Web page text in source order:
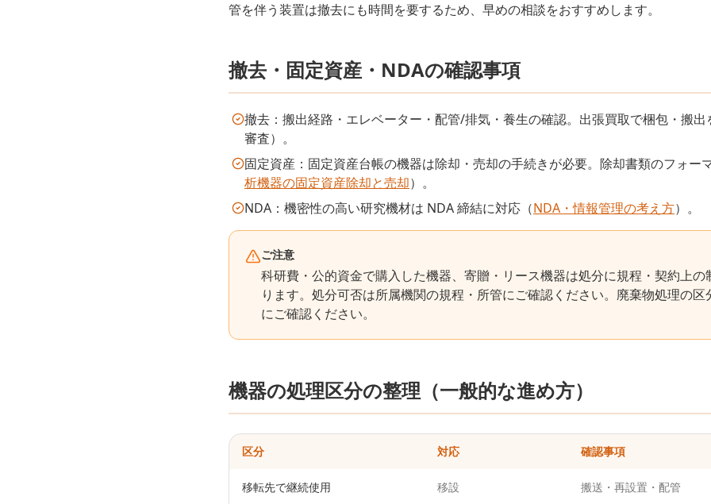
管を伴う装置は撤去にも時間を要するため、早めの相談をおすすめします。
撤去・固定資産・NDAの確認事項
撤去：搬出経路・エレベーター・配管/排気・養生の確認。出張買取で梱包・搬
審査）。
固定資産：固定資産台帳の機器は除却・売却の手続きが必要。除却書類のフォー
析機器の固定資産除却と売却）。
NDA：機密性の高い研究機材は NDA 締結に対応（NDA・情報管理の考え方）。
ご注意
科研費・公的資金で購入した機器、寄贈・リース機器は処分に規程・契約上の
ります。処分可否は所属機関の規程・所管にご確認ください。廃棄物処理の
にご確認ください。
機器の処理区分の整理（一般的な進め方）
区分 対応 確認事項
移転先で継続使用 移設 搬送・再設置・配管